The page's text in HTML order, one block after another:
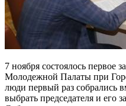
7 ноября состоялось первое
Молодежной Палаты при
люди первый раз собрались
выбрать председателя и его